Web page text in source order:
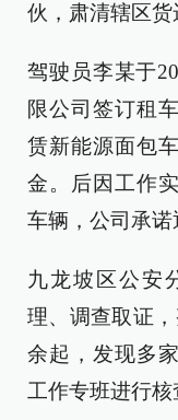
伙，肃清辖区货
驾驶员李某于
限公司签订租
赁新能源面包
金。后因工作
车辆，公司承诺
九龙坡区公安
理、调查取证
余起，发现多
工作专班进行核